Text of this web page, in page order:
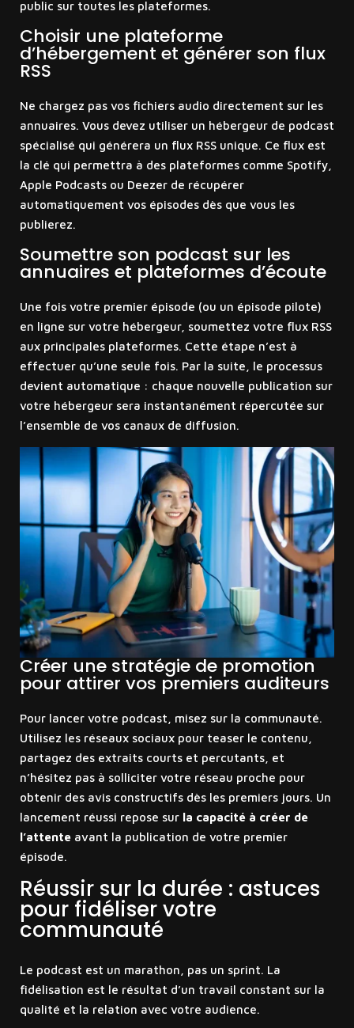
public sur toutes les plateformes.
Choisir une plateforme
d’hébergement et générer son flux
RSS
Ne chargez pas vos fichiers audio directement sur les
annuaires. Vous devez utiliser un hébergeur de podcast
spécialisé qui générera un flux RSS unique. Ce flux est
la clé qui permettra à des plateformes comme Spotify,
Apple Podcasts ou Deezer de récupérer
automatiquement vos épisodes dès que vous les
publierez.
Soumettre son podcast sur les
annuaires et plateformes d’écoute
Une fois votre premier épisode (ou un épisode pilote)
en ligne sur votre hébergeur, soumettez votre flux RSS
aux principales plateformes. Cette étape n’est à
effectuer qu’une seule fois. Par la suite, le processus
devient automatique : chaque nouvelle publication sur
votre hébergeur sera instantanément répercutée sur
l’ensemble de vos canaux de diffusion.
Créer une stratégie de promotion
pour attirer vos premiers auditeurs
Pour lancer votre podcast, misez sur la communauté.
Utilisez les réseaux sociaux pour teaser le contenu,
partagez des extraits courts et percutants, et
n’hésitez pas à solliciter votre réseau proche pour
obtenir des avis constructifs dès les premiers jours. Un
lancement réussi repose sur la capacité à créer de
l’attenteavant la publication de votre premier
épisode.
Réussir sur la durée : astuces
pour fidéliser votre
communauté
Le podcast est un marathon, pas un sprint. La
fidélisation est le résultat d’un travail constant sur la
qualité et la relation avec votre audience.